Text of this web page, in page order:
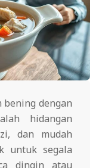
bening dengan
hidangan
dan mudah
untuk segala
dingin atau